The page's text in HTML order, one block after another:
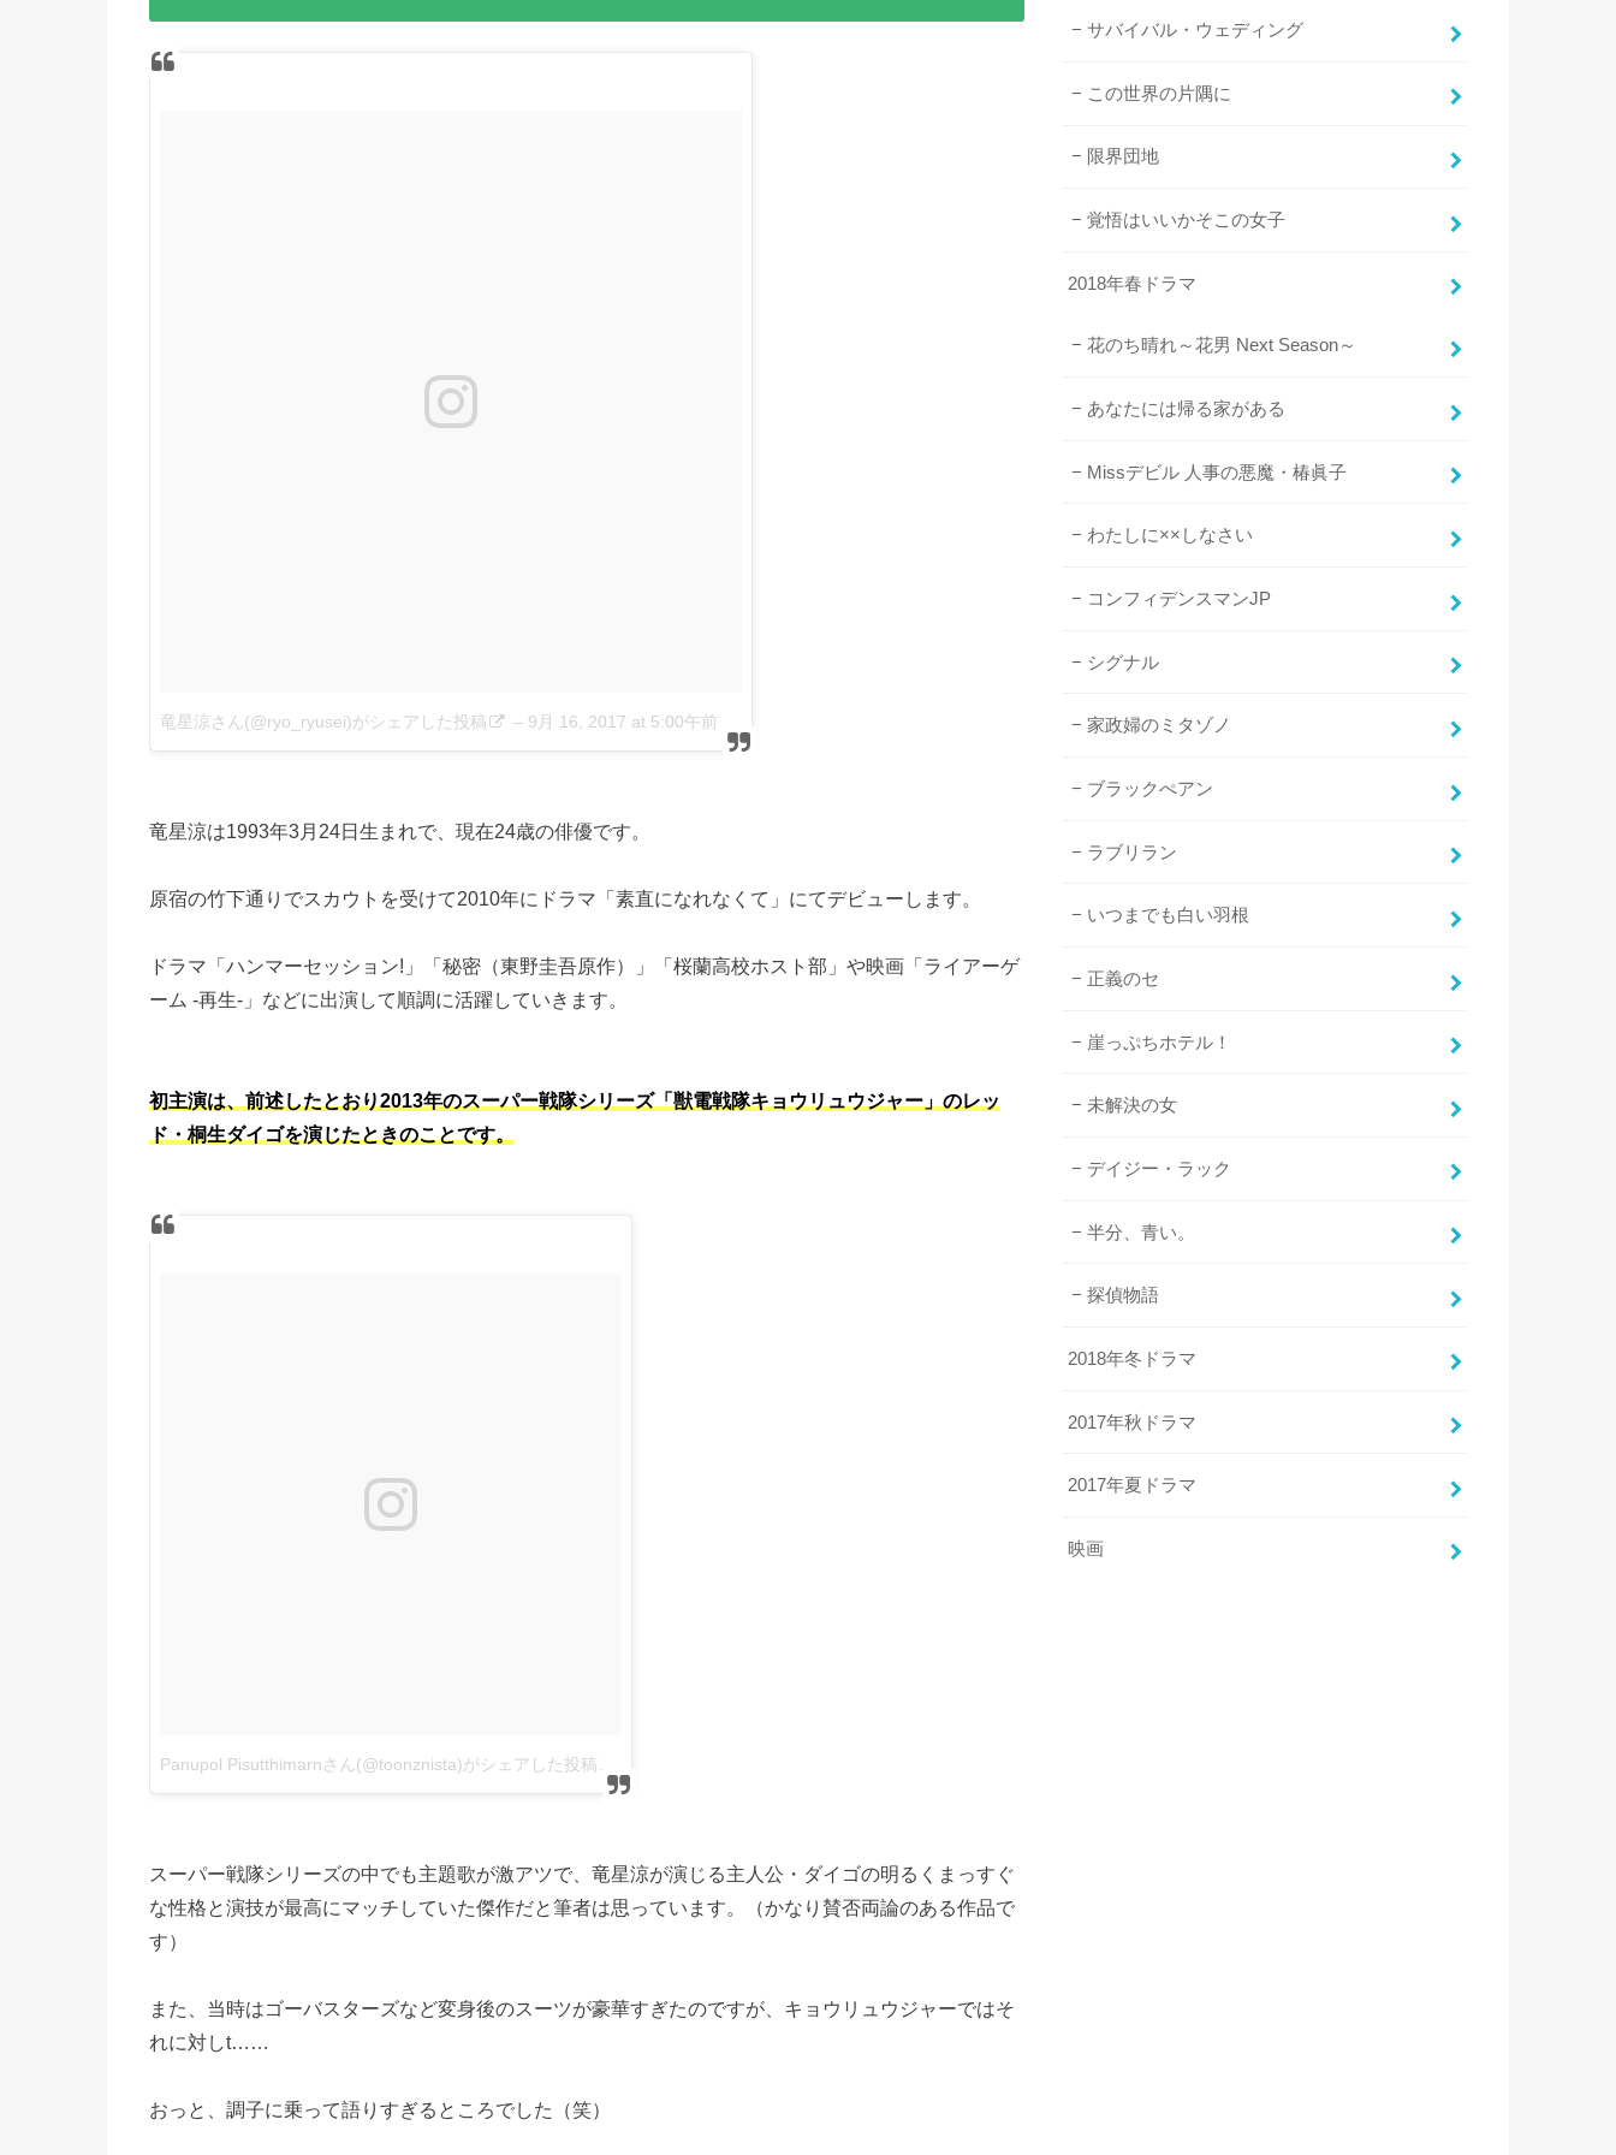
竜星涼さん(@ryo_ryusei)がシェアした投稿 – 9月 16, 2017 at 5:00午前 PDT
竜星涼は1993年3月24日生まれで、現在24歳の俳優です。
原宿の竹下通りでスカウトを受けて2010年にドラマ「素直になれなくて」にてデビューします。
ドラマ「ハンマーセッション!」「秘密（東野圭吾原作）」「桜蘭高校ホスト部」や映画「ライアーゲ
ーム -再生-」などに出演して順調に活躍していきます。
初主演は、前述したとおり2013年のスーパー戦隊シリーズ「獣電戦隊キョウリュウジャー」のレッ
ド・桐生ダイゴを演じたときのことです。
Panupol Pisutthimarnさん(@toonznista)がシェアした投稿
スーパー戦隊シリーズの中でも主題歌が激アツで、竜星涼が演じる主人公・ダイゴの明るくまっすぐ
な性格と演技が最高にマッチしていた傑作だと筆者は思っています。（かなり賛否両論のある作品で
す）
また、当時はゴーバスターズなど変身後のスーツが豪華すぎたのですが、キョウリュウジャーではそ
れに対しt……
おっと、調子に乗って語りすぎるところでした（笑）
サバイバル・ウェディング
この世界の片隅に
限界団地
覚悟はいいかそこの女子
2018年春ドラマ
花のち晴れ～花男 Next Season～
あなたには帰る家がある
Missデビル 人事の悪魔・椿眞子
わたしに××しなさい
コンフィデンスマンJP
シグナル
家政婦のミタゾノ
ブラックぺアン
ラブリラン
いつまでも白い羽根
正義のセ
崖っぷちホテル！
未解決の女
デイジー・ラック
半分、青い。
探偵物語
2018年冬ドラマ
2017年秋ドラマ
2017年夏ドラマ
映画